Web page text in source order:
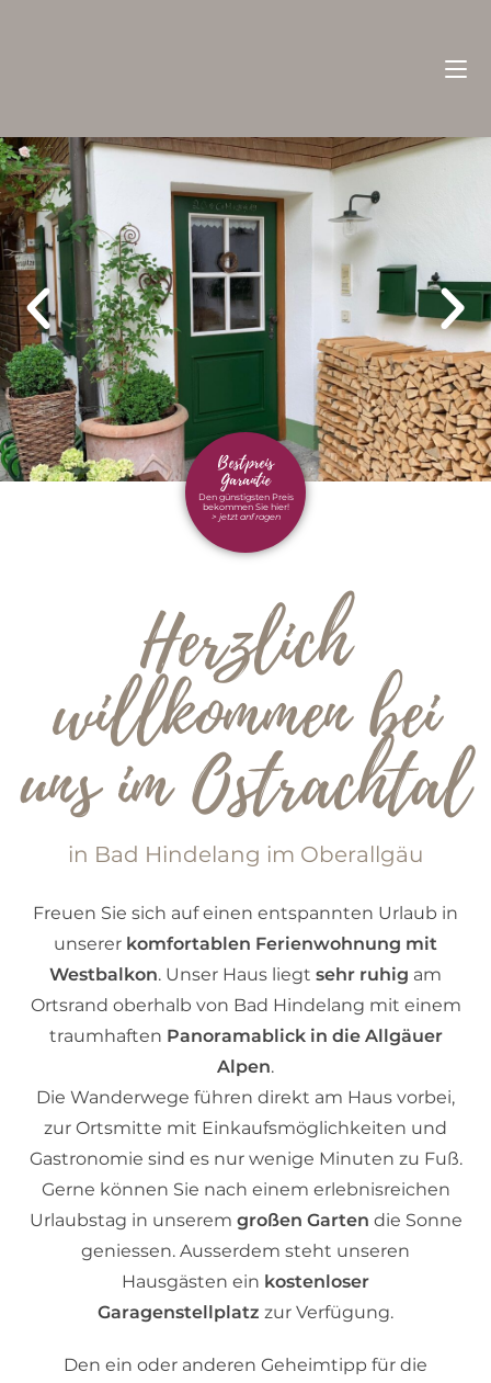
Bestpreis
Garantie
Den günstigsten Preis
bekommen Sie hier!
> jetzt anfragen
Herzlich
willkommen bei
uns im Ostrachtal
in Bad Hindelang im Oberallgäu
Freuen Sie sich auf einen entspannten Urlaub in
unserer komfortablen Ferienwohnung mit
Westbalkon. Unser Haus liegt sehr ruhig am
Ortsrand oberhalb von Bad Hindelang mit einem
traumhaften Panoramablick in die Allgäuer
Alpen.
Die Wanderwege führen direkt am Haus vorbei,
zur Ortsmitte mit Einkaufsmöglichkeiten und
Gastronomie sind es nur wenige Minuten zu Fuß.
Gerne können Sie nach einem erlebnisreichen
Urlaubstag in unserem großen Garten die Sonne
geniessen. Ausserdem steht unseren
Hausgästen ein kostenloser
Garagenstellplatz zur Verfügung.
Den ein oder anderen Geheimtipp für die